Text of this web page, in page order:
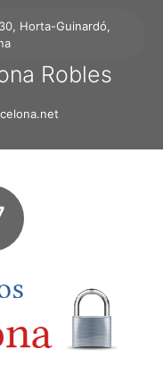
Horta-Guinardó,
Robles